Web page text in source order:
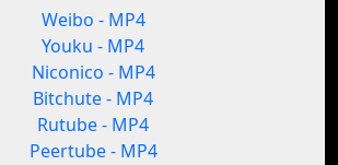
Weibo - MP4
Youku - MP4
Niconico - MP4
Bitchute - MP4
Rutube - MP4
Peertube - MP4